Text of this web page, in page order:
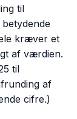
til
kræver et
af værdien.
til
af
cifre.)